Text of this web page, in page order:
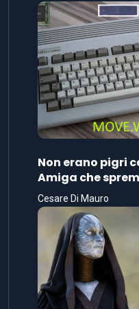
Non erano pigri
Amiga che
Cesare Di Mauro